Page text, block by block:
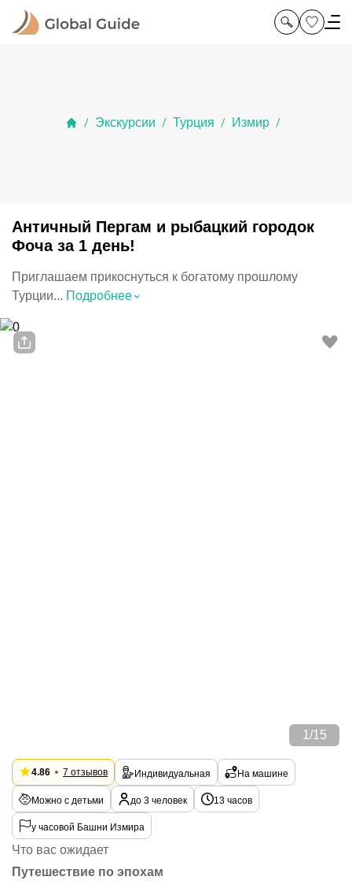
/ Экскурсии / Турция / Измир /
Античный Пергам и рыбацкий городок
Фоча за 1 день!
Приглашаем прикоснуться к богатому прошлому
Турции... Подробнее⌃
1 /15
4.86 7 отзывов Индивидуальная На машине
Можно с детьми до 3 человек 13 часов
у часовой Башни Измира
Что вас ожидает
Путешествие по эпохам